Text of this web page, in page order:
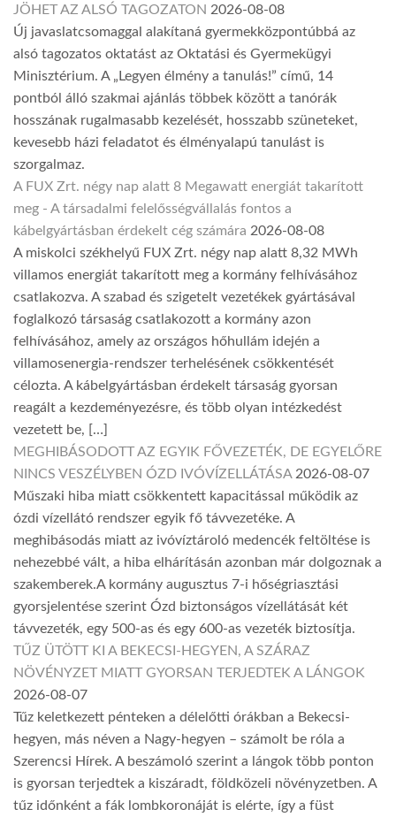
JÖHET AZ ALSÓ TAGOZATON 2026-08-08
Új javaslatcsomaggal alakítaná gyermekközpontúbbá az
alsó tagozatos oktatást az Oktatási és Gyermekügyi
Minisztérium. A „Legyen élmény a tanulás!” című, 14
pontból álló szakmai ajánlás többek között a tanórák
hosszának rugalmasabb kezelését, hosszabb szüneteket,
kevesebb házi feladatot és élményalapú tanulást is
szorgalmaz.
A FUX Zrt. négy nap alatt 8 Megawatt energiát takarított
meg - A társadalmi felelősségvállalás fontos a
kábelgyártásban érdekelt cég számára 2026-08-08
A miskolci székhelyű FUX Zrt. négy nap alatt 8,32 MWh
villamos energiát takarított meg a kormány felhívásához
csatlakozva. A szabad és szigetelt vezetékek gyártásával
foglalkozó társaság csatlakozott a kormány azon
felhívásához, amely az országos hőhullám idején a
villamosenergia-rendszer terhelésének csökkentését
célozta. A kábelgyártásban érdekelt társaság gyorsan
reagált a kezdeményezésre, és több olyan intézkedést
vezetett be, […]
MEGHIBÁSODOTT AZ EGYIK FŐVEZETÉK, DE EGYELŐRE
NINCS VESZÉLYBEN ÓZD IVÓVÍZELLÁTÁSA 2026-08-07
Műszaki hiba miatt csökkentett kapacitással működik az
ózdi vízellátó rendszer egyik fő távvezetéke. A
meghibásodás miatt az ivóvíztároló medencék feltöltése is
nehezebbé vált, a hiba elhárításán azonban már dolgoznak a
szakemberek.A kormány augusztus 7-i hőségriasztási
gyorsjelentése szerint Ózd biztonságos vízellátását két
távvezeték, egy 500-as és egy 600-as vezeték biztosítja.
TŰZ ÜTÖTT KI A BEKECSI-HEGYEN, A SZÁRAZ
NÖVÉNYZET MIATT GYORSAN TERJEDTEK A LÁNGOK
2026-08-07
Tűz keletkezett pénteken a délelőtti órákban a Bekecsi-
hegyen, más néven a Nagy-hegyen – számolt be róla a
Szerencsi Hírek. A beszámoló szerint a lángok több ponton
is gyorsan terjedtek a kiszáradt, földközeli növényzetben. A
tűz időnként a fák lombkoronáját is elérte, így a füst